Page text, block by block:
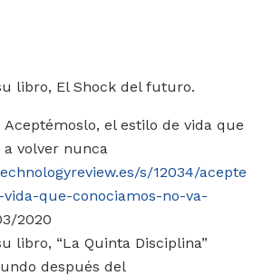
libro, El Shock del futuro.
el estilo de vida que
a volver nunca
s/12034/acepte
que-conociamos-no-va-
2020
libro, “La Quinta Disciplina”
después del